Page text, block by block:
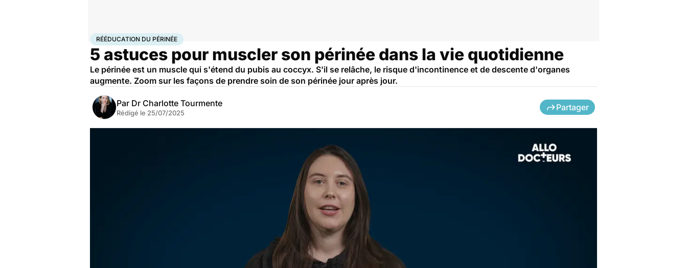
AccueilBien-êtreRééducation du périnée
RÉÉDUCATION DU PÉRINÉE
5 astuces pour muscler son périnée dans la vie quotidienne
Le périnée est un muscle qui s'étend du pubis au coccyx. S'il se relâche, le risque d'incontinence et de descente d'organes
augmente. Zoom sur les façons de prendre soin de son périnée jour après jour.
Par Dr Charlotte Tourmente
Rédigé le 25/07/2025
Partager